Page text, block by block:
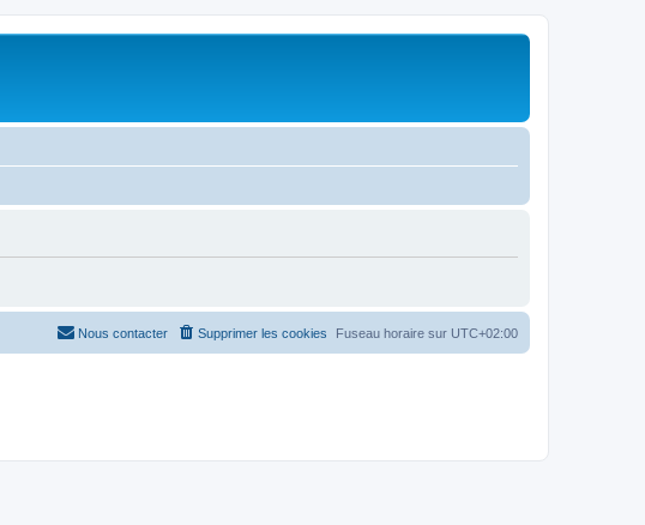
Fuseau horaire sur UTC+02:00
Supprimer les cookies
Nous contacter